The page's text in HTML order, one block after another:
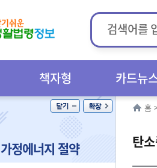
책자형 카드뉴
가정에너지 절약
홈
탄